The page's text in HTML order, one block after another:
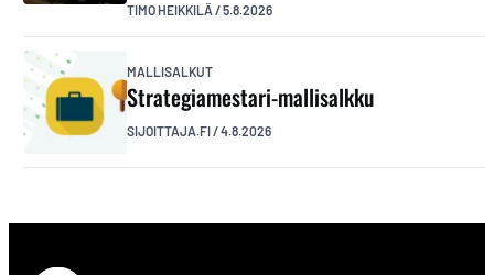
TIMO HEIKKILÄ /5.8.2026
MALLISALKUT
Strategiamestari-mallisalkku
SIJOITTAJA.FI/4.8.2026